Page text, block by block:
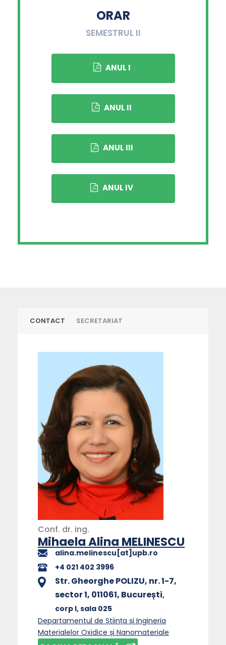
ORAR
SEMESTRUL II
ANUL I
ANUL II
ANUL III
ANUL IV
CONTACT SECRETARIAT
Conf. dr. ing.
Mihaela Alina MELINESCU
alina.melinescu[at]upb.ro
+4 021 402 3996
Str. Gheorghe POLIZU, nr. 1-7,
sector 1, 011061, București,
corp I, sala 025
Departamentul de Știința și Ingineria
Materialelor Oxidice și Nanomateriale